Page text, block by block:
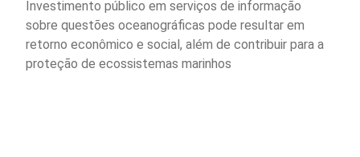
Investimento público em serviços de informação
sobre questões oceanográficas pode resultar em
retorno econômico e social, além de contribuir para a
proteção de ecossistemas marinhos